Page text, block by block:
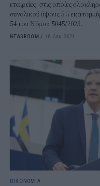
εταιρείες -στις οποίες
συνολικού ύψους 5.5
54 του Νόμου 5045/2023.
NEWSROOM / 18 Δεκ 2024
ΟΙΚΟΝΟΜΙΑ